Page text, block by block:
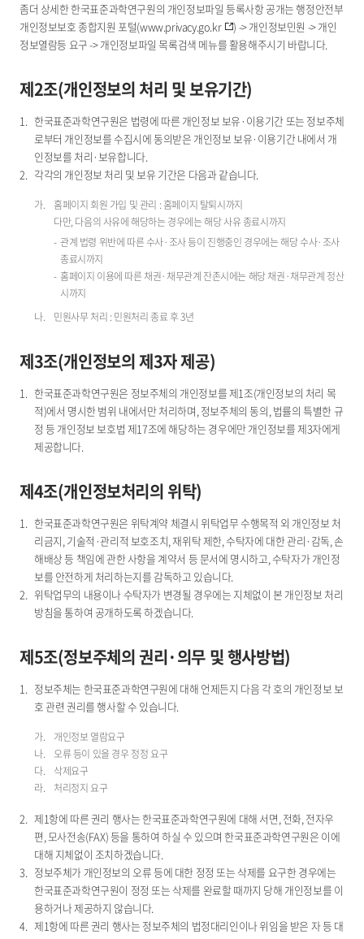
기
간
좀더 상세한 한국표준과학연구원의 개인정보파일 등록사항 공개는 행정안전부
개인정보보호 종합지원 포털(www.privacy.go.kr
) -> 개인정보민원 -> 개인
정보열람등 요구 -> 개인정보파일 목록검색 메뉴를 활용해주시기 바랍니다.
제2조(개인정보의 처리 및 보유기간)
한국표준과학연구원은 법령에 따른 개인정보 보유·이용기간 또는 정보주체
로부터 개인정보를 수집시에 동의받은 개인정보 보유·이용기간 내에서 개
인정보를 처리·보유합니다.
각각의 개인정보 처리 및 보유 기간은 다음과 같습니다.
홈페이지 회원 가입 및 관리 : 홈페이지 탈퇴시까지
다만, 다음의 사유에 해당하는 경우에는 해당 사유 종료시까지
관계 법령 위반에 따른 수사·조사 등이 진행중인 경우에는 해당 수사·조사
종료시까지
홈페이지 이용에 따른 채권·채무관계 잔존시에는 해당 채권·채무관계 정산
시까지
민원사무 처리 : 민원처리 종료 후 3년
제3조(개인정보의 제3자 제공)
한국표준과학연구원은 정보주체의 개인정보를 제1조(개인정보의 처리 목
적)에서 명시한 범위 내에서만 처리하며, 정보주체의 동의, 법률의 특별한 규
정 등 개인정보 보호법 제17조에 해당하는 경우에만 개인정보를 제3자에게
제공합니다.
제4조(개인정보처리의 위탁)
한국표준과학연구원은 위탁계약 체결시 위탁업무 수행목적 외 개인정보 처
리금지, 기술적·관리적 보호조치, 재위탁 제한, 수탁자에 대한 관리·감독, 손
해배상 등 책임에 관한 사항을 계약서 등 문서에 명시하고, 수탁자가 개인정
보를 안전하게 처리하는지를 감독하고 있습니다.
위탁업무의 내용이나 수탁자가 변경될 경우에는 지체없이 본 개인정보 처리
방침을 통하여 공개하도록 하겠습니다.
제5조(정보주체의 권리·의무 및 행사방법)
정보주체는 한국표준과학연구원에 대해 언제든지 다음 각 호의 개인정보 보
호 관련 권리를 행사할 수 있습니다.
개인정보 열람요구
오류 등이 있을 경우 정정 요구
삭제요구
처리정지 요구
제1항에 따른 권리 행사는 한국표준과학연구원에 대해 서면, 전화, 전자우
편, 모사전송(FAX) 등을 통하여 하실 수 있으며 한국표준과학연구원은 이에
대해 지체없이 조치하겠습니다.
정보주체가 개인정보의 오류 등에 대한 정정 또는 삭제를 요구한 경우에는
한국표준과학연구원이 정정 또는 삭제를 완료할 때까지 당해 개인정보를 이
용하거나 제공하지 않습니다.
제1항에 따른 권리 행사는 정보주체의 법정대리인이나 위임을 받은 자 등 대